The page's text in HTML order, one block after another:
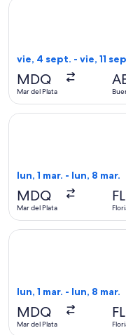
vie, 4 sept. - vie, 11
MDQ
Mar del Plata
Seleccionar vuelo de
lun, 1 mar. - lun, 8 mar.
MDQ
Mar del Plata
Seleccionar vuelo de
lun, 1 mar. - lun, 8 mar.
MDQ
Mar del Plata
Seleccionar vuelo de